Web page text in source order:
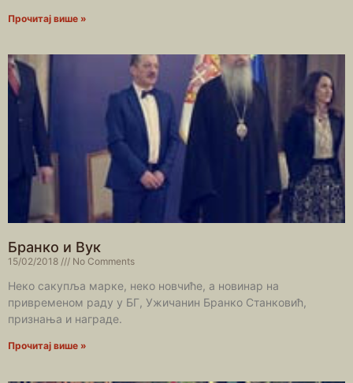
Прочитај више »
Бранко и Вук
15/02/2018 No Comments
Неко сакупља марке, неко новчиће, а новинар на
привременом раду у БГ, Ужичанин Бранко Станковић,
признања и награде.
Прочитај више »